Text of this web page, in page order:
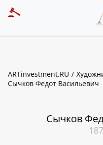
ARTinvestment.RU
Сычков Федот Васильевич
Сычков